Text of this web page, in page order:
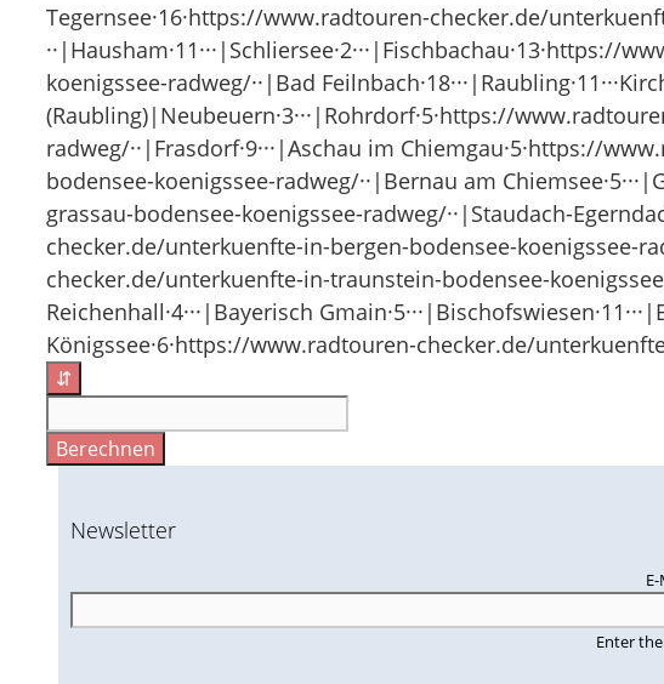
Tegernsee·16·https://www.radtouren-checker.de/
koenigssee-radweg/··|Bad
(Raubling)|Neubeuern·3···|Rohrdorf·5·https://
radweg/··|Frasdorf·9···|Aschau im Chiemgau·5·https://
bodensee-koenigssee-radweg/··|Bernau am
grassau-bodensee-koenigssee-radweg/··|Staudach-
checker.de/unterkuenfte-in-bergen-bodensee-koenigssee-
checker.de/unterkuenfte-in-traunstein-bodensee-koenigssee-
Reichenhall·4···|Bayerisch
Königssee·6·https://www.radtouren-checker.de/
⇵
Berechnen
Newsletter
Enter